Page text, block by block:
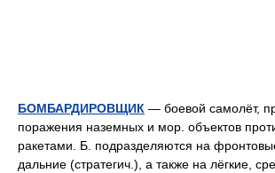
БОМБАРДИРОВЩИК — боевой самолёт,
поражения наземных и мор. объектов
ракетами. Б. подразделяются на
дальние (стратегич.), а также на лёгкие,